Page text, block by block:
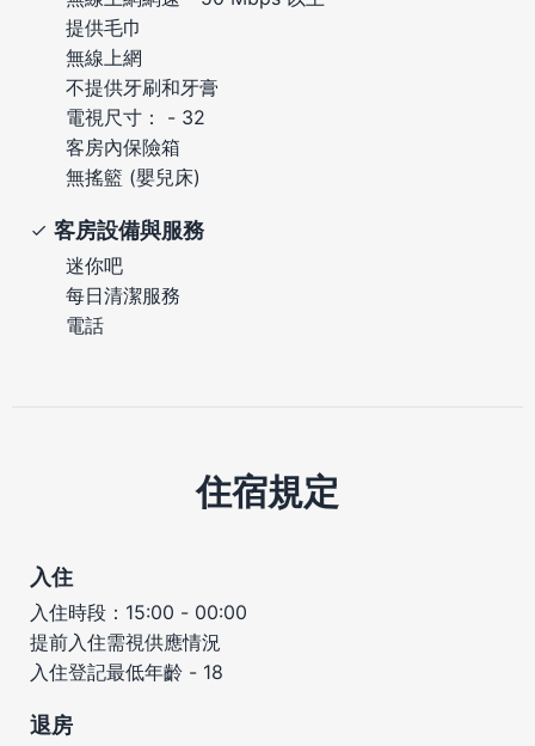
提供毛巾
無線上網
不提供牙刷和牙膏
電視尺寸： - 32
客房內保險箱
無搖籃 (嬰兒床)
客房設備與服務
迷你吧
每日清潔服務
電話
住宿規定
入住
入住時段：15:00 - 00:00
提前入住需視供應情況
入住登記最低年齡 - 18
退房